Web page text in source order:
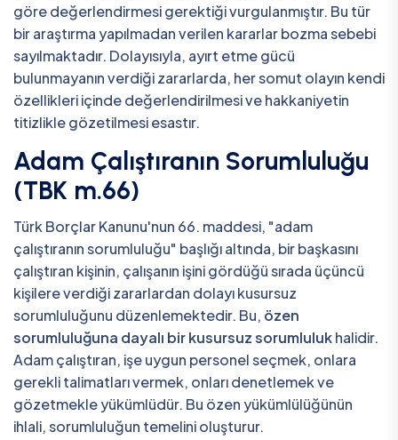
göre değerlendirmesi gerektiği vurgulanmıştır. Bu tür
bir araştırma yapılmadan verilen kararlar bozma sebebi
sayılmaktadır. Dolayısıyla, ayırt etme gücü
bulunmayanın verdiği zararlarda, her somut olayın kendi
özellikleri içinde değerlendirilmesi ve hakkaniyetin
titizlikle gözetilmesi esastır.
Adam Çalıştıranın Sorumluluğu
(TBK m.66)
Türk Borçlar Kanunu'nun 66. maddesi, "adam
çalıştıranın sorumluluğu" başlığı altında, bir başkasını
çalıştıran kişinin, çalışanın işini gördüğü sırada üçüncü
kişilere verdiği zararlardan dolayı kusursuz
sorumluluğunu düzenlemektedir. Bu, özen
sorumluluğuna dayalı bir kusursuz sorumlulukhalidir.
Adam çalıştıran, işe uygun personel seçmek, onlara
gerekli talimatları vermek, onları denetlemek ve
gözetmekle yükümlüdür. Bu özen yükümlülüğünün
ihlali, sorumluluğun temelini oluşturur.